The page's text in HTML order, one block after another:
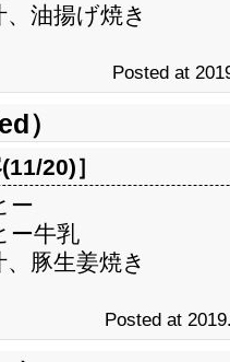
油揚げ焼き
Posted at
）
20)］
ー
ー牛乳
豚生姜焼き
Posted at